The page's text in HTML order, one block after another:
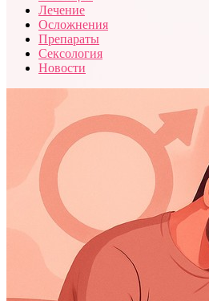
Лечение
Осложнения
Препараты
Сексология
Новости